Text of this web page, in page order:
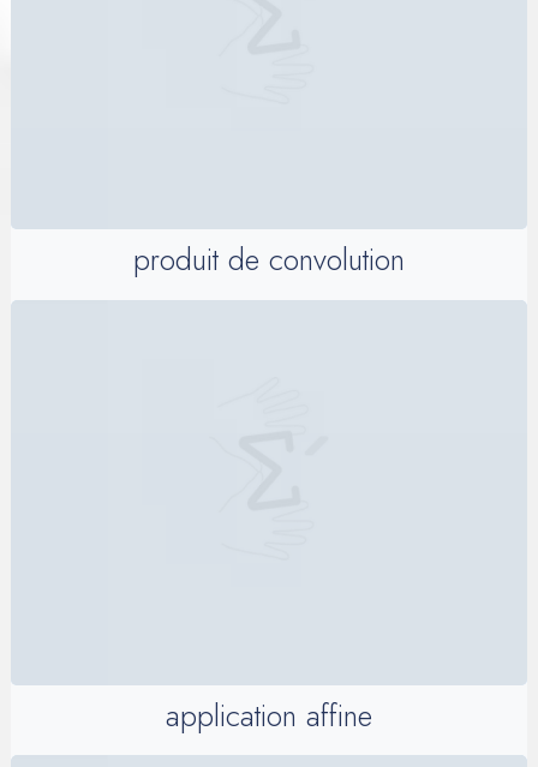
produit de convolution
application affine